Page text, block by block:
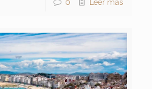
0 Leer más